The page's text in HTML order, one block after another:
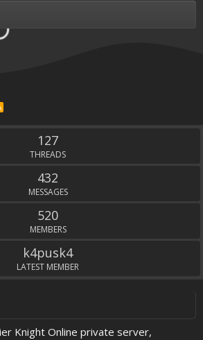
R
127
THREADS
432
MESSAGES
520
MEMBERS
k4pusk4
LATEST MEMBER
Knight Online private server,